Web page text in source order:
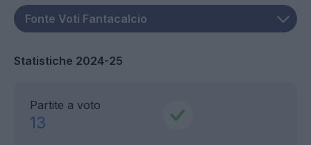
Statistiche 2024-25
Partite a voto
13